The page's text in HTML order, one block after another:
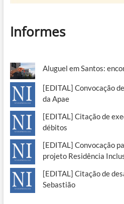
Informes
Aluguel em Santos:
[EDITAL] Convocação
da Apae
[EDITAL] Citação de
débitos
[EDITAL] Convocação
projeto Residência
[EDITAL] Citação de
Sebastião